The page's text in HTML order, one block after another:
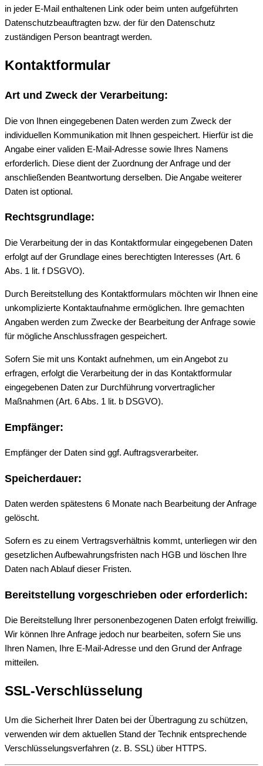
in jeder E-Mail enthaltenen Link oder beim unten aufgeführten
Datenschutzbeauftragten bzw. der für den Datenschutz
zuständigen Person beantragt werden.
Kontaktformular
Art und Zweck der Verarbeitung:
Die von Ihnen eingegebenen Daten werden zum Zweck der
individuellen Kommunikation mit Ihnen gespeichert. Hierfür ist die
Angabe einer validen E-Mail-Adresse sowie Ihres Namens
erforderlich. Diese dient der Zuordnung der Anfrage und der
anschließenden Beantwortung derselben. Die Angabe weiterer
Daten ist optional.
Rechtsgrundlage:
Die Verarbeitung der in das Kontaktformular eingegebenen Daten
erfolgt auf der Grundlage eines berechtigten Interesses (Art. 6
Abs. 1 lit. f DSGVO).
Durch Bereitstellung des Kontaktformulars möchten wir Ihnen eine
unkomplizierte Kontaktaufnahme ermöglichen. Ihre gemachten
Angaben werden zum Zwecke der Bearbeitung der Anfrage sowie
für mögliche Anschlussfragen gespeichert.
Sofern Sie mit uns Kontakt aufnehmen, um ein Angebot zu
erfragen, erfolgt die Verarbeitung der in das Kontaktformular
eingegebenen Daten zur Durchführung vorvertraglicher
Maßnahmen (Art. 6 Abs. 1 lit. b DSGVO).
Empfänger:
Empfänger der Daten sind ggf. Auftragsverarbeiter.
Speicherdauer:
Daten werden spätestens 6 Monate nach Bearbeitung der Anfrage
gelöscht.
Sofern es zu einem Vertragsverhältnis kommt, unterliegen wir den
gesetzlichen Aufbewahrungsfristen nach HGB und löschen Ihre
Daten nach Ablauf dieser Fristen.
Bereitstellung vorgeschrieben oder erforderlich:
Die Bereitstellung Ihrer personenbezogenen Daten erfolgt freiwillig.
Wir können Ihre Anfrage jedoch nur bearbeiten, sofern Sie uns
Ihren Namen, Ihre E-Mail-Adresse und den Grund der Anfrage
mitteilen.
SSL-Verschlüsselung
Um die Sicherheit Ihrer Daten bei der Übertragung zu schützen,
verwenden wir dem aktuellen Stand der Technik entsprechende
Verschlüsselungsverfahren (z. B. SSL) über HTTPS.